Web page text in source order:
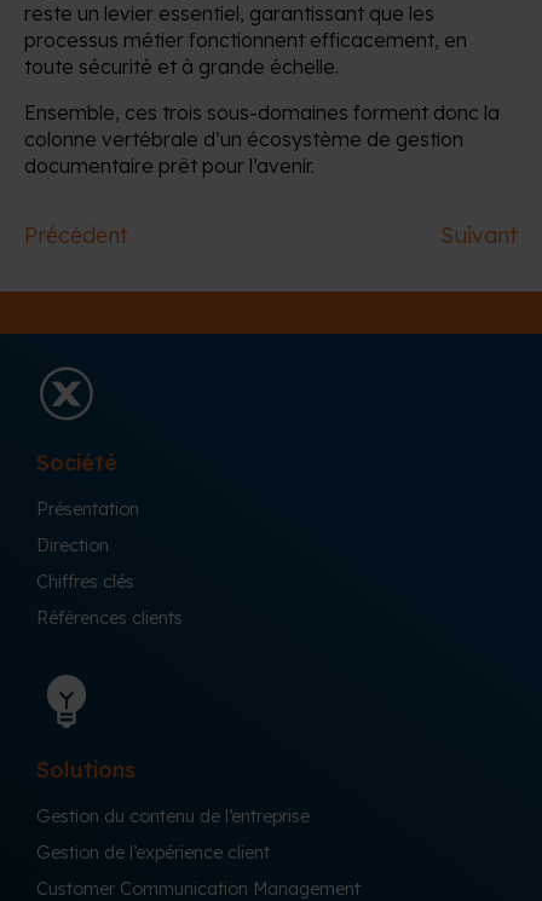
reste un levier essentiel, garantissant que les
processus métier fonctionnent efficacement, en
toute sécurité et à grande échelle.
Ensemble, ces trois sous-domaines forment donc la
colonne vertébrale d’un écosystème de gestion
documentaire prêt pour l’avenir.
Suivant
Précédent
Société
Présentation
Direction
Chiffres clés
Références clients
Solutions
Gestion du contenu de l’entreprise
Gestion de l’expérience client
Customer Communication Management